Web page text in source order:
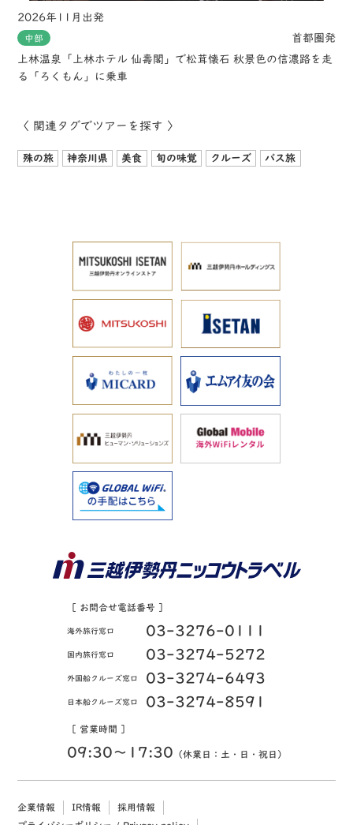
2026年11月出発
中部
首都圏発
上林温泉「上林ホテル 仙壽閣」で松茸懐石 秋景色の信濃路を走
る「ろくもん」に乗車
〈 関連タグでツアーを探す 〉
殊の旅 神奈川県 美食 旬の味覚 クルーズ バス旅
［ お問合せ電話番号 ］
海外旅行窓口 03-3276-0111
国内旅行窓口 03-3274-5272
外国船クルーズ窓口 03-3274-6493
日本船クルーズ窓口 03-3274-8591
［ 営業時間 ］
09:30〜17:30 （休業日：土・日・祝日）
企業情報 IR情報
採用情報